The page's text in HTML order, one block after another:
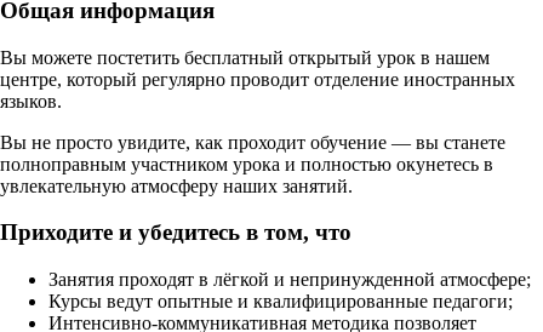
Общая информация
Вы можете постетить бесплатный открытый урок в нашем
центре, который регулярно проводит отделение иностранных
языков.
Вы не просто увидите, как проходит обучение — вы станете
полноправным участником урока и полностью окунетесь в
увлекательную атмосферу наших занятий.
Приходите и убедитесь в том, что
Занятия проходят в лёгкой и непринужденной атмосфере;
Курсы ведут опытные и квалифицированные педагоги;
Интенсивно-коммуникативная методика позволяет